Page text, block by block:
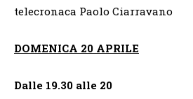
telecronaca Paolo Ciarravano
DOMENICA 20 APRILE
Dalle 19.30 alle 20